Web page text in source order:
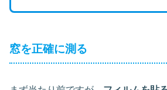
窓を正確に測る